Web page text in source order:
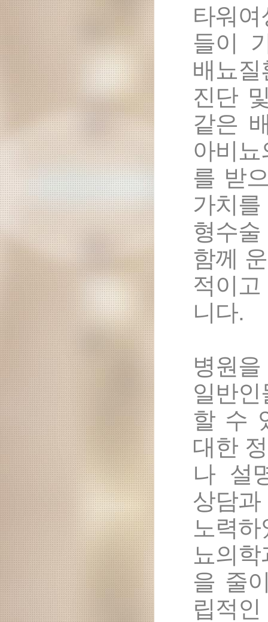
타워
들이
배뇨
진단
같은
아비
를 받
가치
형수
함께
적이
니다.
병원
일반
할 수
대한
나 설
상담
노력
뇨의
을 줄
립적